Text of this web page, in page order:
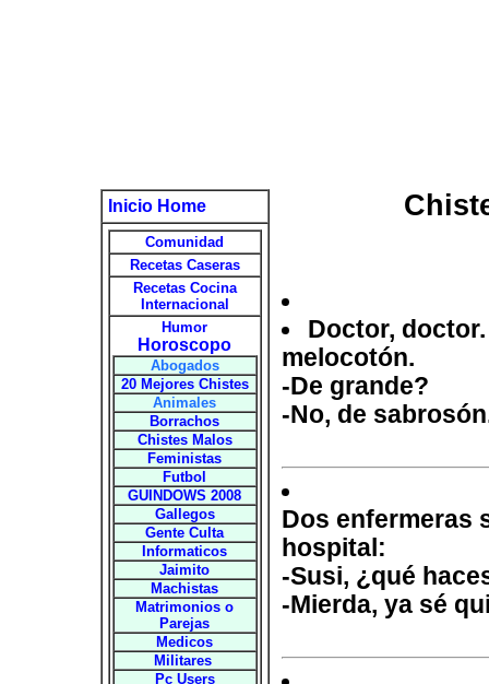
Inicio Home
Comunidad
Recetas Caseras
Recetas Cocina
Internacional
Humor
Horoscopo
Abogados
20 Mejores Chistes
Animales
Borrachos
Chistes Malos
Feministas
Futbol
GUINDOWS 2008
Gallegos
Gente Culta
Informaticos
Jaimito
Machistas
Matrimonios o
Parejas
Medicos
Militares
Pc Users
Doctor,
melocotón.
-De grande?
-No, de
Dos enfermeras
hospital:
-Susi, ¿qué
-Mierda, ya sé